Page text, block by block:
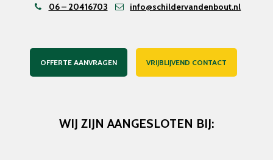
06 – 20416703
info@schildervandenbout.nl
OFFERTE AANVRAGEN VRIJBLIJVEND CONTACT
WIJ ZIJN AANGESLOTEN BIJ: